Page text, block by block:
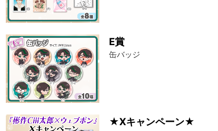
E賞
缶バッジ
★Xキャンペーン★